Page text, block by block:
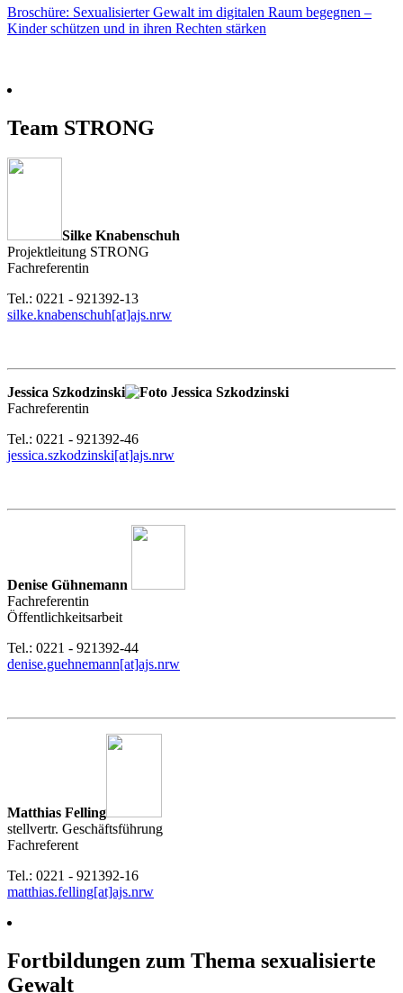
Broschüre: Sexualisierter Gewalt im digitalen Raum begegnen –
Kinder schützen und in ihren Rechten stärken
Team STRONG
Silke Knabenschuh
Projektleitung STRONG
Fachreferentin
Tel.: 0221 - 921392-13
silke.knabenschuh[at]ajs.nrw
Jessica Szkodzinski
Fachreferentin
Tel.: 0221 - 921392-46
jessica.szkodzinski[at]ajs.nrw
Denise Gühnemann
Fachreferentin
Öffentlichkeitsarbeit
Tel.: 0221 - 921392-44
denise.guehnemann[at]ajs.nrw
Matthias Felling
stellvertr. Geschäftsführung
Fachreferent
Tel.: 0221 - 921392-16
matthias.felling[at]ajs.nrw
Fortbildungen zum Thema sexualisierte
Gewalt